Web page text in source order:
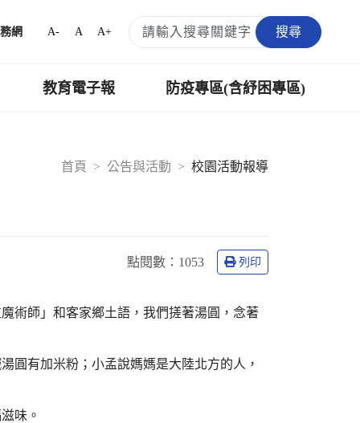
網 A- A A+ 搜尋
教育電子報 防疫專區(含紓困專區)
首頁 公告與活動 校園活動報導
點閱數： 1053 列印
術師」和客家鄉土語，我們搓著湯圓，念著
圓有加米粉；小孟說媽媽是大陸北方的人，
味。